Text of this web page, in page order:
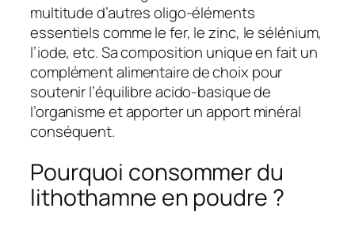
multitude d’autres oligo-éléments
essentiels comme le fer, le zinc, le sélénium,
l’iode, etc. Sa composition unique en fait un
complément alimentaire de choix pour
soutenir l’équilibre acido-basique de
l’organisme et apporter un apport minéral
conséquent.
Pourquoi consommer du
lithothamne en poudre ?